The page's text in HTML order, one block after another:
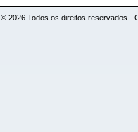
© 2026 Todos os direitos reservados -